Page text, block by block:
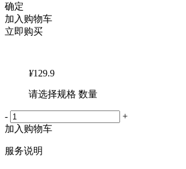
确定
加入购物车
立即购买
¥129.9
请选择规格 数量
-
+
加入购物车
服务说明